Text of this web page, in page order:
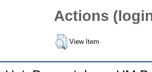
Actions
View Item